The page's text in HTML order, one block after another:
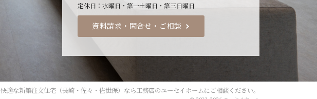
定休日
水曜日・第一土曜日・第三日曜日
資料請求・問合せ・ご相談
快適な新築注文住宅（長崎・佐々・佐世保）なら工務店のユーセイホームにご相談ください。